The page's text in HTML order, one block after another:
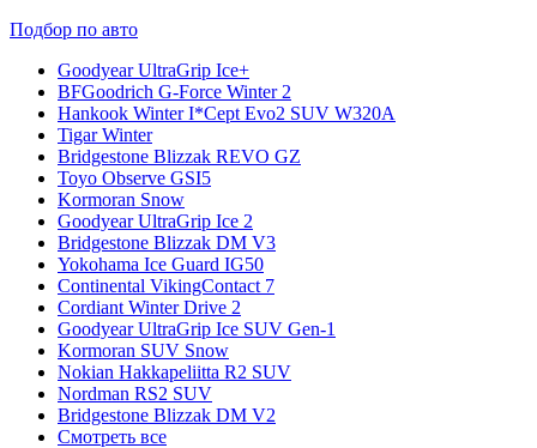
Подбор по авто
Goodyear UltraGrip Ice+
BFGoodrich G-Force Winter 2
Hankook Winter I*Cept Evo2 SUV W320A
Tigar Winter
Bridgestone Blizzak REVO GZ
Toyo Observe GSI5
Kormoran Snow
Goodyear UltraGrip Ice 2
Bridgestone Blizzak DM V3
Yokohama Ice Guard IG50
Continental VikingContact 7
Cordiant Winter Drive 2
Goodyear UltraGrip Ice SUV Gen-1
Kormoran SUV Snow
Nokian Hakkapeliitta R2 SUV
Nordman RS2 SUV
Bridgestone Blizzak DM V2
Смотреть все